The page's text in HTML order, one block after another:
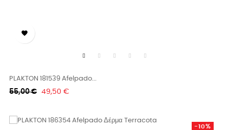

PLAKTON 181539 Afelpado...
Κανονική
55,00 € Τιμή
49,50 €
-10%